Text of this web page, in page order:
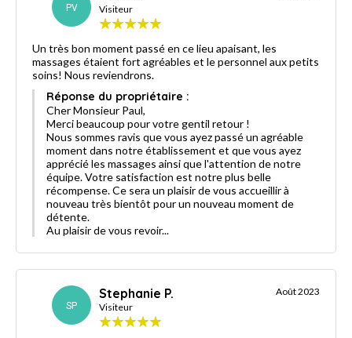
PV Visiteur
Un très bon moment passé en ce lieu apaisant, les
massages étaient fort agréables et le personnel aux petits
soins! Nous reviendrons.
Réponse du propriétaire :
Cher Monsieur Paul,
Merci beaucoup pour votre gentil retour !
Nous sommes ravis que vous ayez passé un agréable
moment dans notre établissement et que vous ayez
apprécié les massages ainsi que l'attention de notre
équipe. Votre satisfaction est notre plus belle
récompense. Ce sera un plaisir de vous accueillir à
nouveau très bientôt pour un nouveau moment de
détente.
Au plaisir de vous revoir...
SP
Stephanie P.
Visiteur
Août 2023